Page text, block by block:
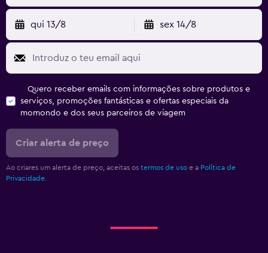
qui 13/8 sex 14/8
Quero receber emails com informações sobre produtos e
serviços, promoções fantásticas e ofertas especiais da
momondo e dos seus parceiros de viagem
Criar alerta de preço
Ao criares um alerta de preço, aceitas os termos de uso e a Política de
Privacidade.